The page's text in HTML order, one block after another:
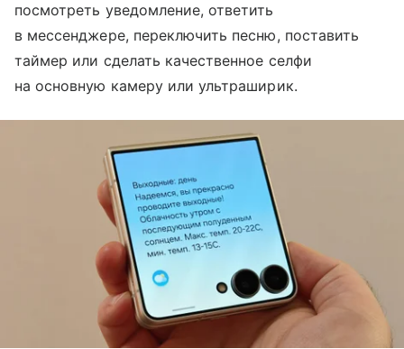
посмотреть уведомление, ответить
в мессенджере, переключить песню, поставить
таймер или сделать качественное селфи
на основную камеру или ультраширик.